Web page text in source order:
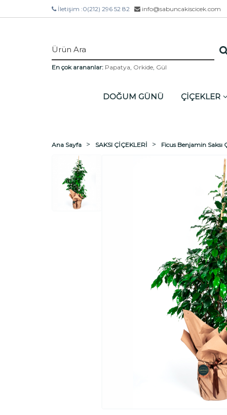
İletişim :0(212) 296 52 82 info@sabuncakiscicek.com
En çok arananlar: Papatya, Orkide, Gül
DOĞUM GÜNÜ ÇİÇEKLER
Ana Sayfa SAKSI ÇİÇEKLERİ Ficus Benjamin Saksı